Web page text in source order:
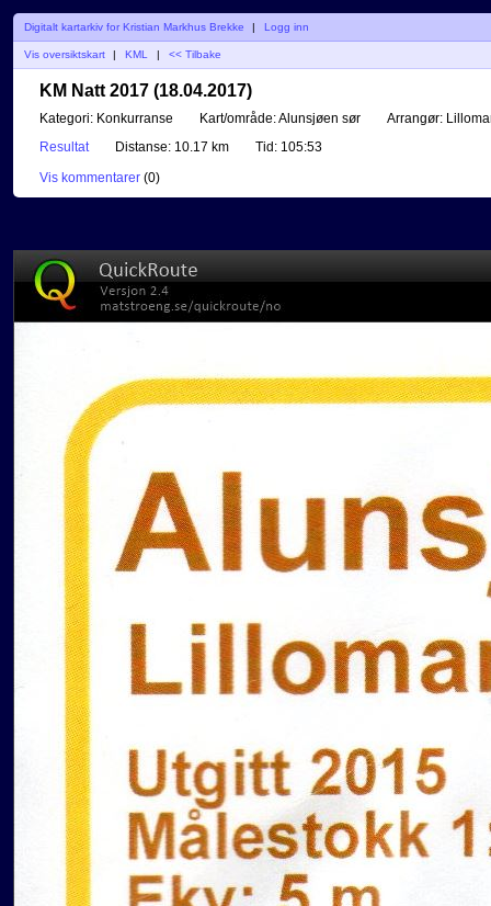
Digitalt kartarkiv for Kristian Markhus Brekke | Logg inn
Vis oversiktskart KML << Tilbake
KM Natt 2017 (18.04.2017)
Kategori: Konkurranse Kart/område:Alunsjøen sør Arrangør:
Resultat
Distanse: 10.17 km Tid: 105:53
Vis kommentarer (0)